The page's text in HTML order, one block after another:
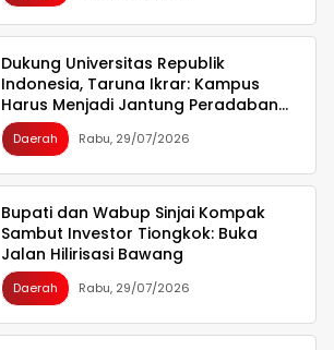
Dukung Universitas Republik
Indonesia, Taruna Ikrar: Kampus
Harus Menjadi Jantung Peradaban
seperti Jepang dan China Wujudkan
Indonesia Emas 2045
Daerah Rabu, 29/07/2026
Bupati dan Wabup Sinjai Kompak
Sambut Investor Tiongkok: Buka
Jalan Hilirisasi Bawang
Daerah Rabu, 29/07/2026